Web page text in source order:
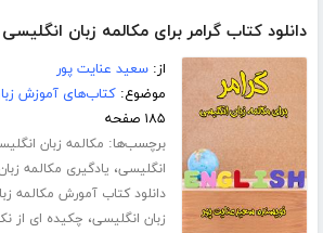
دانلود کتاب گرامر برای مکالمه زبان انگلیسی
از:سعید عنایت پور
موضوع:کتاب‌های آموزش
۱۸۵ صفحه
برچسب‌ها: مکالمه زبان
انگلیسی، یادگیری مکالمه
دانلود کتاب آمورش مکالمه
زبان انگلیسی، چکیده ای از